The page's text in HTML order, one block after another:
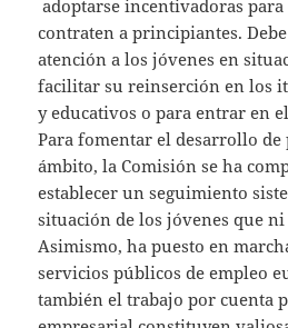
adoptarse incentivadoras
contraten a principiantes.
atención a los jóvenes en
facilitar su reinserción en los
y educativos o para entrar en
Para fomentar el desarrollo de
ámbito, la Comisión se ha
establecer un seguimiento
situación de los jóvenes que
Asimismo, ha puesto en
servicios públicos de empleo
también el trabajo por cuenta